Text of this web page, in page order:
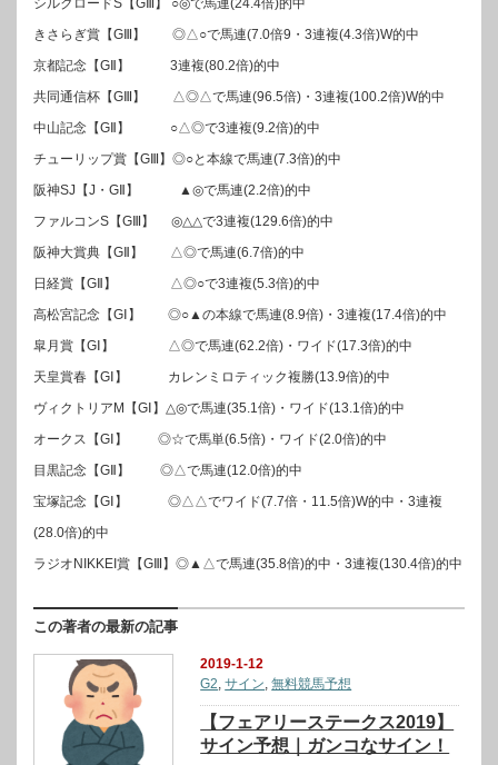
シルクロードS【GⅢ】 ○◎で馬連(24.4倍)的中
きさらぎ賞【GⅢ】 ◎△○で馬連(7.0倍9・3連複(4.3倍)W的中
京都記念【GⅡ】 3連複(80.2倍)的中
共同通信杯【GⅢ】 △◎△で馬連(96.5倍)・3連複(100.2倍)W的中
中山記念【GⅡ】 ○△◎で3連複(9.2倍)的中
チューリップ賞【GⅢ】◎○と本線で馬連(7.3倍)的中
阪神SJ【J・GⅡ】 ▲◎で馬連(2.2倍)的中
ファルコンS【GⅢ】 ◎△△で3連複(129.6倍)的中
阪神大賞典【GⅡ】 △◎で馬連(6.7倍)的中
日経賞【GⅡ】 △◎○で3連複(5.3倍)的中
高松宮記念【GⅠ】 ◎○▲の本線で馬連(8.9倍)・3連複(17.4倍)的中
皐月賞【GⅠ】 △◎で馬連(62.2倍)・ワイド(17.3倍)的中
天皇賞春【GⅠ】 カレンミロティック複勝(13.9倍)的中
ヴィクトリアM【GⅠ】△◎で馬連(35.1倍)・ワイド(13.1倍)的中
オークス【GⅠ】 ◎☆で馬単(6.5倍)・ワイド(2.0倍)的中
目黒記念【GⅡ】 ◎△で馬連(12.0倍)的中
宝塚記念【GⅠ】 ◎△△でワイド(7.7倍・11.5倍)W的中・3連複
(28.0倍)的中
ラジオNIKKEI賞【GⅢ】◎▲△で馬連(35.8倍)的中・3連複(130.4倍)的中
この著者の最新の記事
2019-1-12
G2,サイン,無料競馬予想
【フェアリーステークス2019】
サイン予想｜ガンコなサイン！